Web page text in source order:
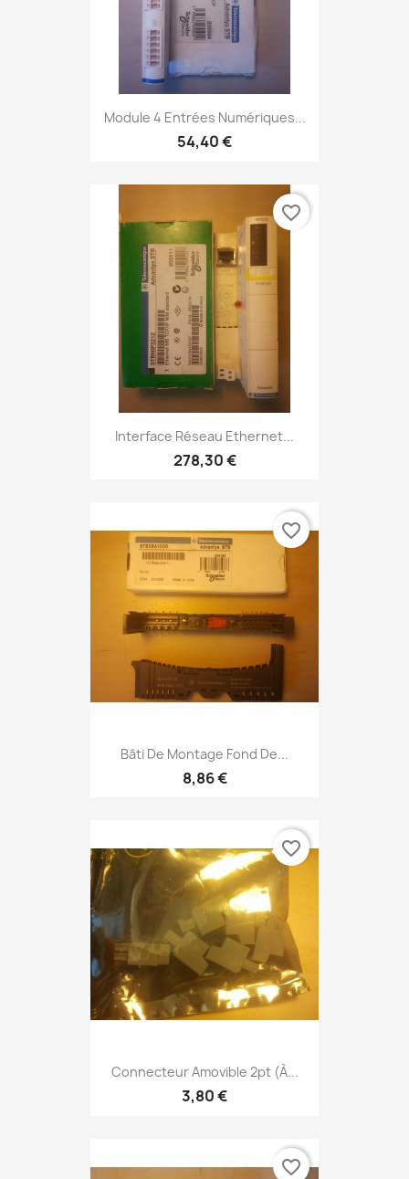
Module 4 Entrées Numériques...
54,40 €
Interface Réseau Ethernet...
278,30 €
favorite_border
Bâti De Montage Fond De...
8,86 €
favorite_border
Connecteur Amovible 2pt (à...
3,80 €
favorite_border
favorite_border